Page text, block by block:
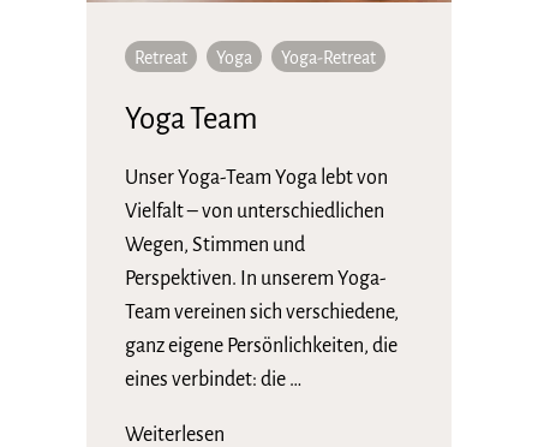
Retreat Yoga Yoga-Retreat
Yoga Team
Unser Yoga-Team Yoga lebt von
Vielfalt – von unterschiedlichen
Wegen, Stimmen und
Perspektiven. In unserem Yoga-
Team vereinen sich verschiedene,
ganz eigene Persönlichkeiten, die
eines verbindet: die …
Weiterlesen